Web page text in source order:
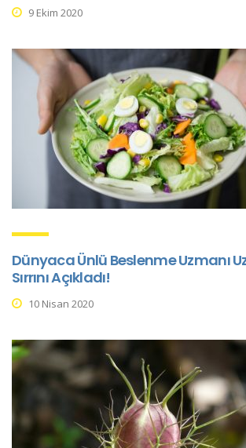
9 Ekim 2020
Dünyaca Ünlü Beslenme Uzmanı
Sırrını Açıkladı!
10 Nisan 2020